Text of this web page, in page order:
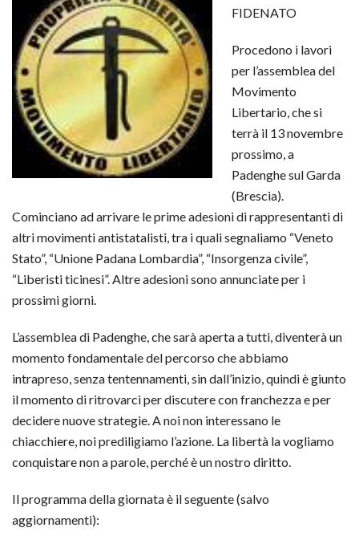
FIDENATO
Procedono i lavori
per l’assemblea del
Movimento
Libertario, che si
terrà il 13 novembre
prossimo, a
Padenghe sul Garda
(Brescia).
Cominciano ad arrivare le prime adesioni di rappresentanti di
altri movimenti antistatalisti, tra i quali segnaliamo “Veneto
Stato”, “Unione Padana Lombardia”, “Insorgenza civile”,
“Liberisti ticinesi”. Altre adesioni sono annunciate per i
prossimi giorni.
L’assemblea di Padenghe, che sarà aperta a tutti, diventerà un
momento fondamentale del percorso che abbiamo
intrapreso, senza tentennamenti, sin dall’inizio, quindi è giunto
il momento di ritrovarci per discutere con franchezza e per
decidere nuove strategie. A noi non interessano le
chiacchiere, noi prediligiamo l’azione. La libertà la vogliamo
conquistare non a parole, perché è un nostro diritto.
Il programma della giornata è il seguente (salvo
aggiornamenti):